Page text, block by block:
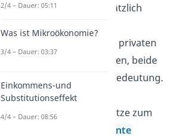
Instrumente. Grundsätzlich
marktkonformen und privaten
Ansätzen unterschieden, beide
haben eine wichtige Bedeutung.
Insgesamt haben die
Internalisierungsansätze zum
pareto-effiziente
2/4 – Dauer: 05:11
Was ist Mikroökonomie?
3/4 – Dauer: 03:37
Einkommens-und
Substitutionseffekt
4/4 – Dauer: 08:56